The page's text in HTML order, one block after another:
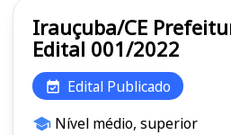
Irauçuba/CE
Edital 001/2022
Edital Publicado
Nível médio, superior